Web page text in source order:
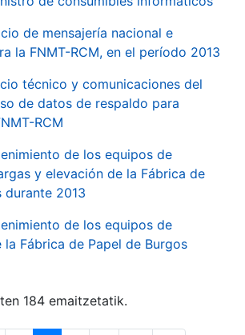
de mensajería nacional e
la FNMT-RCM, en el período 2013
técnico y comunicaciones del
de datos de respaldo para
RCM
de los equipos de
y elevación de la Fábrica de
durante 2013
de los equipos de
Fábrica de Papel de Burgos
184 emaitzetatik.